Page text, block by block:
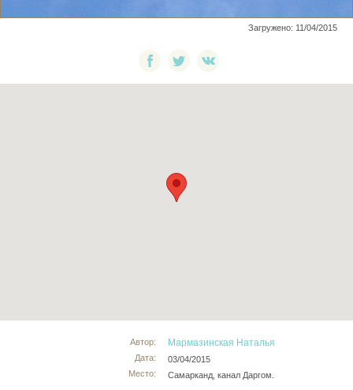
Загружено: 11/04/2015
Автор:
Дата:
Место:
Мармазинская Наталья
03/04/2015
Cамарканд, канал Даргом.